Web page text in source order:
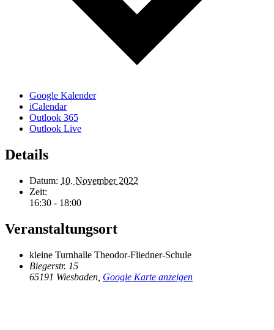
Google Kalender
iCalendar
Outlook 365
Outlook Live
Details
Datum: 10. November 2022
Zeit:
16:30 - 18:00
Veranstaltungsort
kleine Turnhalle Theodor-Fliedner-Schule
Biegerstr. 15
65191 Wiesbaden Google Karte anzeigen